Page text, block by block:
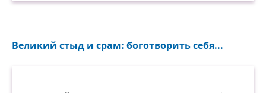
Великий стыд и срам: боготворить себя...